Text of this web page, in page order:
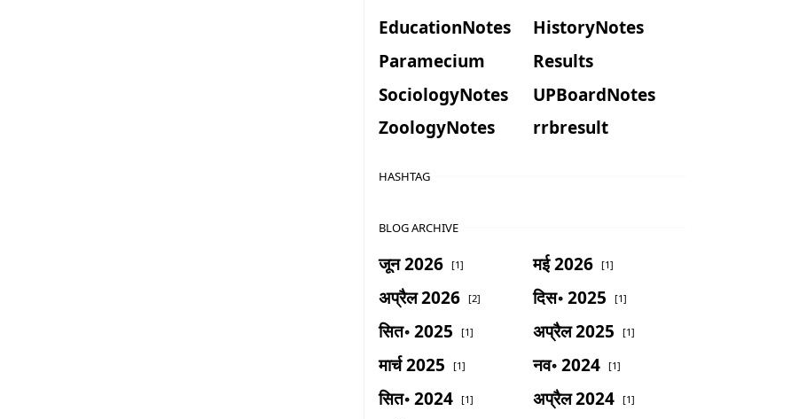
EducationNotes
HistoryNotes
Paramecium
Results
SociologyNotes
UPBoardNotes
ZoologyNotes
rrbresult
HASHTAG
BLOG ARCHIVE
जून 2026 [1] मई 2026 [1]
अप्रैल 2026 [2] दिस॰ 2025 [1]
सित॰ 2025 [1] अप्रैल 2025 [1]
मार्च 2025 [1] नव॰ 2024 [1]
सित॰ 2024 [1] अप्रैल 2024 [1]